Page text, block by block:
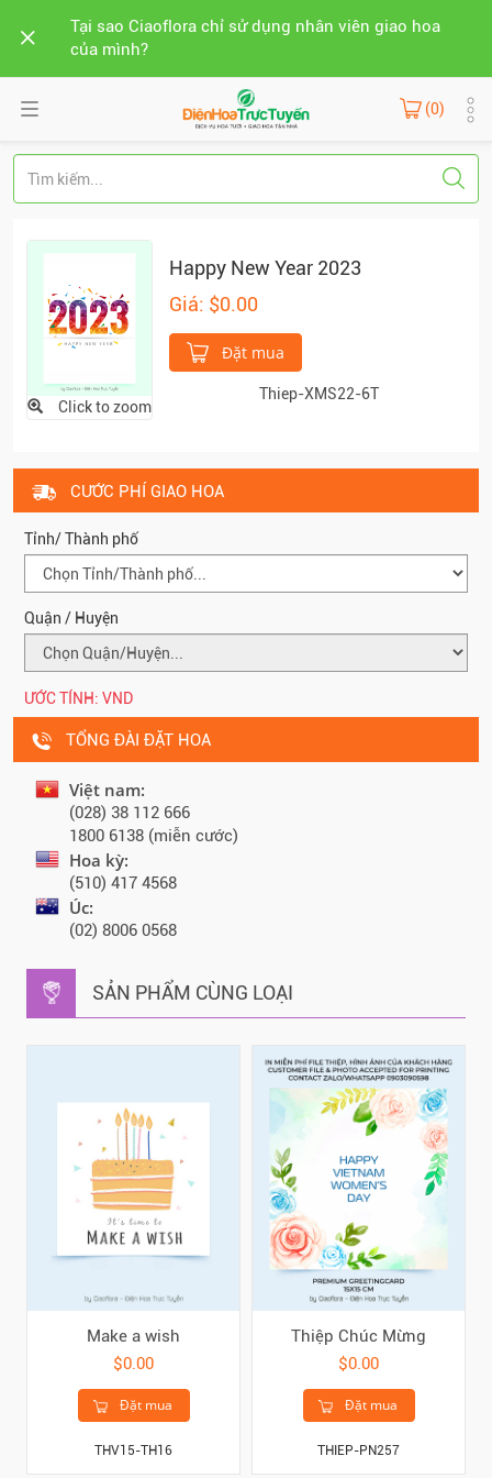
Tại sao Ciaoflora chỉ sử dụng nhân viên giao hoa
của mình?
(0)
Click to zoom
Happy New Year 2023
Giá: $0.00
Đặt mua
Thiep-XMS22-6T
CƯỚC PHÍ GIAO HOA
Tỉnh/ Thành phố
Quận / Huyện
ƯỚC TÍNH: VND
TỔNG ĐÀI ĐẶT HOA
Việt nam:
(028) 38 112 666
1800 6138 (miễn cước)
Hoa kỳ:
(510) 417 4568
Úc:
(02) 8006 0568
SẢN PHẨM CÙNG LOẠI
Make a wish
$0.00
Đặt mua
THV15-TH16
Thiệp Chúc Mừng
$0.00
Đặt mua
THIEP-PN257